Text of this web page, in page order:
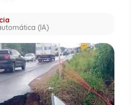
(IA)